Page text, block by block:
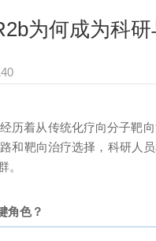
为何成为科研
历着从传统化疗向分子靶
和靶向治疗选择，科研人
。
角色？